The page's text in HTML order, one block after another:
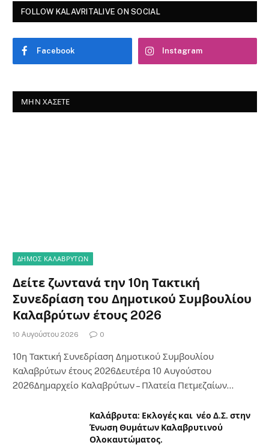
FOLLOW KALAVRITALIVE ON SOCIAL
Facebook Instagram
ΜΗΝ ΧΆΣΕΤΕ
ΔΗΜΟΣ ΚΑΛΑΒΡΥΤΩΝ
Δείτε ζωντανά την 10η Τακτική
Συνεδρίαση του Δημοτικού Συμβουλίου
Καλαβρύτων έτους 2026
10 Αυγούστου 2026 0
10η Τακτική Συνεδρίαση Δημοτικού Συμβουλίου
Καλαβρύτων έτους 2026Δευτέρα 10 Αυγούστου
2026Δημαρχείο Καλαβρύτων – Πλατεία Πετμεζαίων…
Καλάβρυτα: Εκλογές και νέο Δ.Σ. στην
Ένωση Θυμάτων Καλαβρυτινού
Ολοκαυτώματος.